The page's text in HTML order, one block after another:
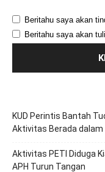
Beritahu saya akan
Beritahu saya akan
KUD Perintis Bantah
Aktivitas Berada dalam
Aktivitas PETI Diduga
APH Turun Tangan